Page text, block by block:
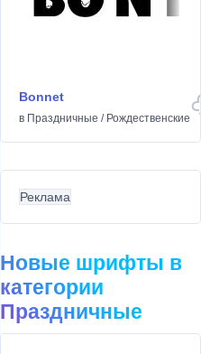
Bonnet
в Праздничные / Рождественские
Реклама
Новые шрифты в
категории
Праздничные